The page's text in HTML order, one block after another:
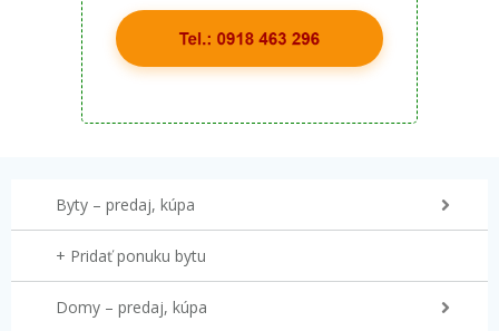
Byty – predaj, kúpa
+ Pridať ponuku bytu
Domy – predaj, kúpa